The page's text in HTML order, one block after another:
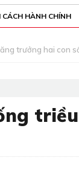
CÁCH HÀNH CHÍNH
trưởng hai con